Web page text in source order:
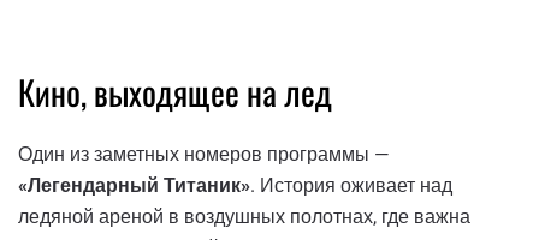
Кино, выходящее на лед
Один из заметных номеров программы —
«Легендарный Титаник». История оживает над
ледяной ареной в воздушных полотнах, где важна